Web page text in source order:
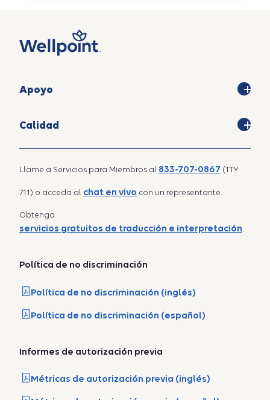
Apoyo
Calidad
Llame a Servicios para Miembros al 833-707-0867 (TTY
711) o acceda al chat en vivo con un representante.
Obtenga
servicios gratuitos de traducción e interpretación.
Política de no discriminación
Política de no discriminación (inglés)
Política de no discriminación (español)
Informes de autorización previa
Métricas de autorización previa (inglés)